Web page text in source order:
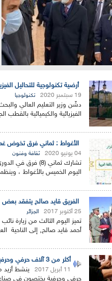
أرضية تكنولوجية للتحاليل
19 سبتمبر 2020 تكنولوجيا
دشّن وزير التعليم العالي
الفيزيائية والكيميائية بالقطب
الأغواط : ثماني فرق تخوض غمار
04 يونيو 2020 ثقافة وفنون
تشارك ثماني (8)
اليوم الخميس بالأغواط ،
الفريق قايد صالح يتفقد
25 أكتوبر 2017 الجزائر
تميز اليوم الثالث من زيارة
أحمد قايد صالح, إلى الناحية
أكثر من 3 آلاف حرفي وحرفية يختصون في صناعة الزربية بالأغواط
11 أبريل 2017
حرفي وحرفية يختصون في صناعة